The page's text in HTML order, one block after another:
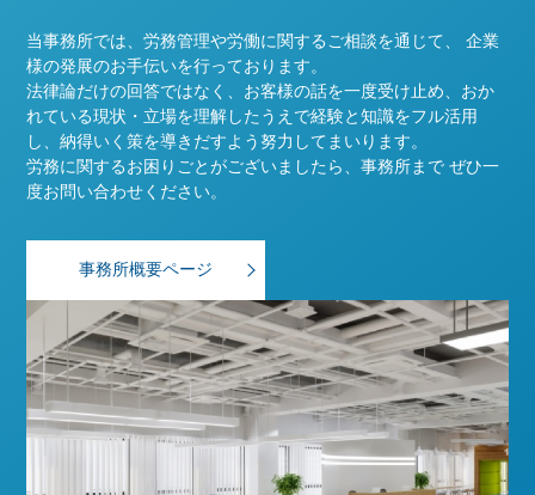
当事務所では、労務管理や労働に関するご相談を通じて、 企業
様の発展のお手伝いを行っております。
法律論だけの回答ではなく、お客様の話を一度受け止め、おか
れている現状・立場を理解したうえで経験と知識をフル活用
し、納得いく策を導きだすよう努力してまいります。
労務に関するお困りごとがございましたら、事務所まで ぜひ一
度お問い合わせください。
事務所概要ページ